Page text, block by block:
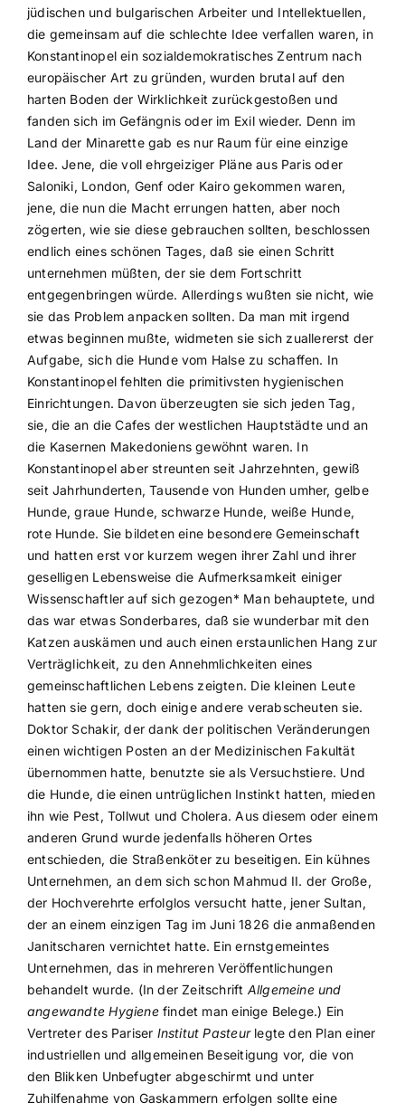
jüdischen und bulgarischen Arbeiter und Intellektuellen,
die gemeinsam auf die schlechte Idee verfallen waren, in
Konstantinopel ein sozialdemokratisches Zentrum nach
europäischer Art zu gründen, wurden brutal auf den
harten Boden der Wirklichkeit zurückgestoßen und
fanden sich im Gefängnis oder im Exil wieder. Denn im
Land der Minarette gab es nur Raum für eine einzige
Idee. Jene, die voll ehrgeiziger Pläne aus Paris oder
Saloniki, London, Genf oder Kairo gekommen waren,
jene, die nun die Macht errungen hatten, aber noch
zögerten, wie sie diese gebrauchen sollten, beschlossen
endlich eines schönen Tages, daß sie einen Schritt
unternehmen müßten, der sie dem Fortschritt
entgegenbringen würde. Allerdings wußten sie nicht, wie
sie das Problem anpacken sollten. Da man mit irgend
etwas beginnen mußte, widmeten sie sich zuallererst der
Aufgabe, sich die Hunde vom Halse zu schaffen. In
Konstantinopel fehlten die primitivsten hygienischen
Einrichtungen. Davon überzeugten sie sich jeden Tag,
sie, die an die Cafes der westlichen Hauptstädte und an
die Kasernen Makedoniens gewöhnt waren. In
Konstantinopel aber streunten seit Jahrzehnten, gewiß
seit Jahrhunderten, Tausende von Hunden umher, gelbe
Hunde, graue Hunde, schwarze Hunde, weiße Hunde,
rote Hunde. Sie bildeten eine besondere Gemeinschaft
und hatten erst vor kurzem wegen ihrer Zahl und ihrer
geselligen Lebensweise die Aufmerksamkeit einiger
Wissenschaftler auf sich gezogen* Man behauptete, und
das war etwas Sonderbares, daß sie wunderbar mit den
Katzen auskämen und auch einen erstaunlichen Hang zur
Verträglichkeit, zu den Annehmlichkeiten eines
gemeinschaftlichen Lebens zeigten. Die kleinen Leute
hatten sie gern, doch einige andere verabscheuten sie.
Doktor Schakir, der dank der politischen Veränderungen
einen wichtigen Posten an der Medizinischen Fakultät
übernommen hatte, benutzte sie als Versuchstiere. Und
die Hunde, die einen untrüglichen Instinkt hatten, mieden
ihn wie Pest, Tollwut und Cholera. Aus diesem oder einem
anderen Grund wurde jedenfalls höheren Ortes
entschieden, die Straßenköter zu beseitigen. Ein kühnes
Unternehmen, an dem sich schon Mahmud II. der Große,
der Hochverehrte erfolglos versucht hatte, jener Sultan,
der an einem einzigen Tag im Juni 1826 die anmaßenden
Janitscharen vernichtet hatte. Ein ernstgemeintes
Unternehmen, das in mehreren Veröffentlichungen
behandelt wurde. (In der Zeitschrift Allgemeine und
angewandte Hygiene findet man einige Belege.) Ein
Vertreter des Pariser Institut Pasteur legte den Plan einer
industriellen und allgemeinen Beseitigung vor, die von
den Blikken Unbefugter abgeschirmt und unter
Zuhilfenahme von Gaskammern erfolgen sollte eine